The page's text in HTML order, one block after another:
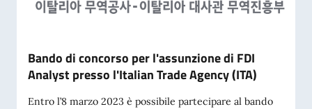
Bando di concorso per l'assunzione di FDI
Analyst presso l'Italian Trade Agency (ITA)
Entro l’8 marzo 2023 è possibile partecipare al bando